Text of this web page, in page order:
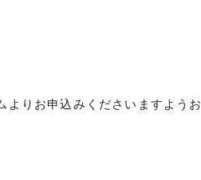
りお申込みくださいますようお